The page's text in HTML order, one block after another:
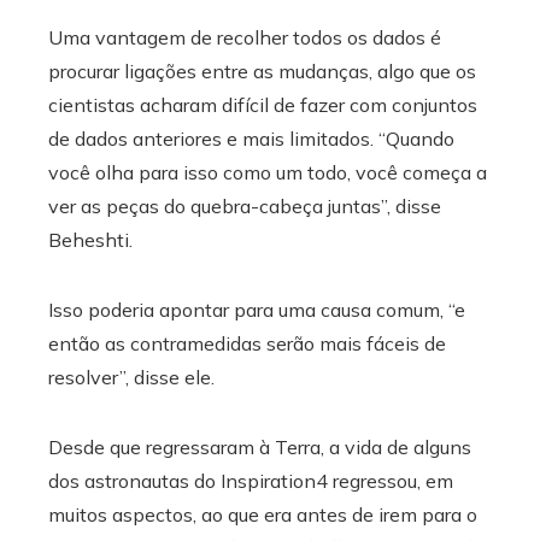
Uma vantagem de recolher todos os dados é
procurar ligações entre as mudanças, algo que os
cientistas acharam difícil de fazer com conjuntos
de dados anteriores e mais limitados. “Quando
você olha para isso como um todo, você começa a
ver as peças do quebra-cabeça juntas”, disse
Beheshti.
Isso poderia apontar para uma causa comum, “e
então as contramedidas serão mais fáceis de
resolver”, disse ele.
Desde que regressaram à Terra, a vida de alguns
dos astronautas do Inspiration4 regressou, em
muitos aspectos, ao que era antes de irem para o